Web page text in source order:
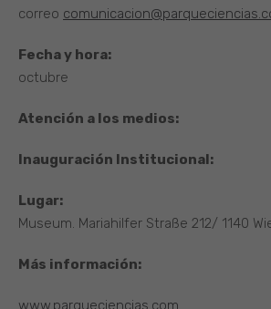
correo
Fecha y hora: Martes,
octubre
Atención a los medios:
Inauguración Institucional:
Lugar:
Museum. Mariahilfer Straße 212/ 1140
Más información:
www.parqueciencias.com